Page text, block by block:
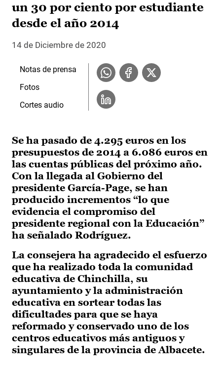
un 30 por ciento por estudiante
desde el año 2014
14 de Diciembre de 2020
Se ha pasado de 4.295 euros en los
presupuestos de 2014 a 6.086 euros en
las cuentas públicas del próximo año.
Con la llegada al Gobierno del
presidente García-Page, se han
producido incrementos “lo que
evidencia el compromiso del
presidente regional con la Educación”
ha señalado Rodríguez.
La consejera ha agradecido el esfuerzo
que ha realizado toda la comunidad
educativa de Chinchilla, su
ayuntamiento y la administración
educativa en sortear todas las
dificultades para que se haya
reformado y conservado uno de los
centros educativos más antiguos y
singulares de la provincia de Albacete.
Notas de prensa
Fotos
Cortes audio